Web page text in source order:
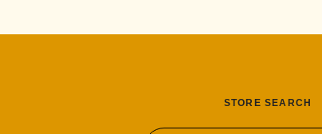
STORE SEARCH